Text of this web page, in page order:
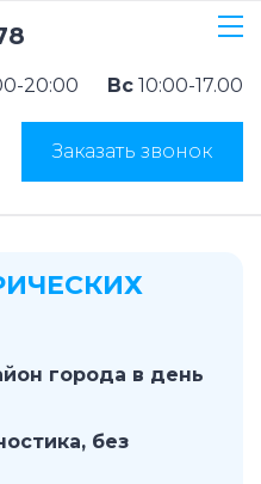
20:00 Вс 10:00-17.00
Заказать звонок
города в день
без